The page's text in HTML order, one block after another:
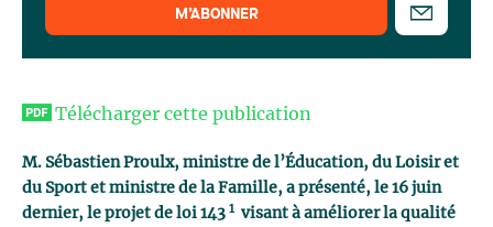
Télécharger cette publication
M. Sébastien Proulx, ministre de l’Éducation, du Loisir et
du Sport et ministre de la Famille, a présenté, le 16 juin
dernier, le projet de loi 143 1
visant à améliorer la qualité
M’ABONNER